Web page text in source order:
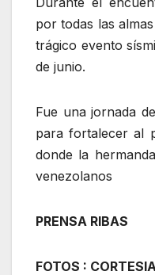
por todas las
trágico evento
de junio.
Fue una jornada
para fortalecer al
donde la
venezolanos
PRENSA RIBAS
FOTOS : CORTESIA